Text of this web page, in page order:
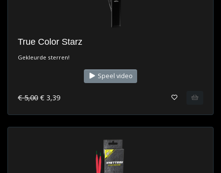
True Color Starz
Gekleurde sterren!
Speel video
€ 5,00 € 3,39